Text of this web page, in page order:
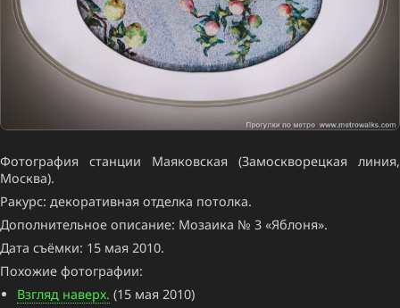
Фотография станции Маяковская (Замоскворецкая линия,
Москва).
Ракурс: декоративная отделка потолка.
Дополнительное описание: Мозаика № 3 «Яблоня».
Дата съёмки: 15 мая 2010.
Похожие фотографии:
Взгляд наверх. (15 мая 2010)